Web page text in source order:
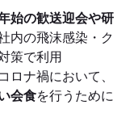
始の歓送迎会や研
内の飛沫感染・ク
策で利用
ロナ禍において、
会食を行うために